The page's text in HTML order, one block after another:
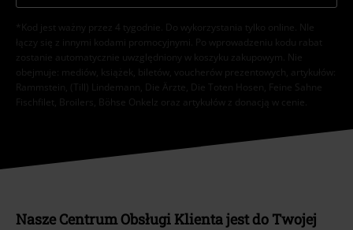
*Kod jest ważny przez 4 tygodnie. Do wykorzystania tylko online. NIe
łączy się z innymi kodami promocyjnymi. Po wprowadzeniu kodu rabat
zostanie automatycznie uwzględniony w koszyku zakupowym. Nie
obejmuje: mediów, książek, biletów, voucherów prezentowych, artykułów:
Rammstein, (Till) Lindemann, Die Ärzte, Die Toten Hosen, Feine Sahne
Fischfilet, Broilers, Böhse Onkelz oraz artykułów z donacją w cenie.
Nasze Centrum Obsługi Klienta jest do Twojej